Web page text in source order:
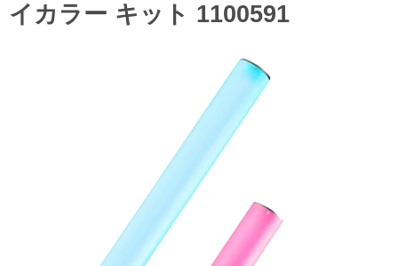
イカラー キット 1100591